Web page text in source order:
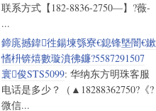
联系方式【182-8836-2750—】?薇-
...
鍗庣撼鍏徃鍚堜綔寮€鎴锋墍闇€鏉
愭枡锛熺數璇濆彿鐮?5587291507
寰俊STS5099: 华纳东方明珠客服
电话是多少？（▲18288362750?《?
微信...